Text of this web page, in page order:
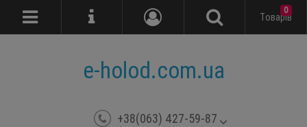
e-holod.com.ua
+38(063) 427-59-87
Tоварів
0